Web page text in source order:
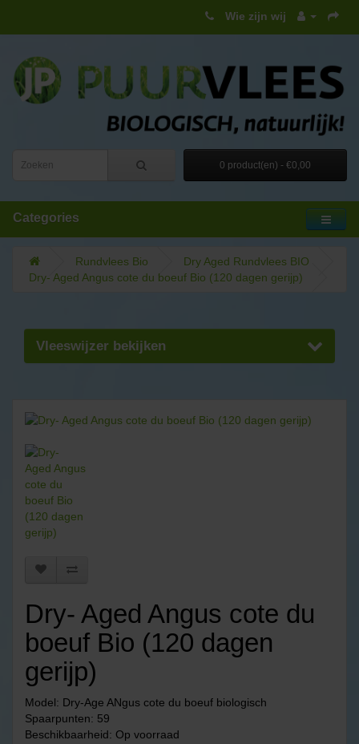
Wie zijn wij
0 product(en) - €0,00
Categories
Rundvlees Bio
Dry Aged Rundvlees BIO
Dry- Aged Angus cote du boeuf Bio (120 dagen gerijp)
Vleeswijzer bekijken
Dry- Aged Angus cote du
boeuf Bio (120 dagen
gerijp)
Model: Dry-Age ANgus cote du boeuf biologisch
Spaarpunten: 59
Beschikbaarheid: Op voorraad